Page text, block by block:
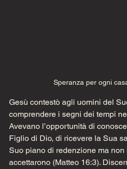
Speranza per ogni
Gesù contestò agli uomini del
comprendere i segni dei tempi
Avevano l’opportunità di
Figlio di Dio, di ricevere la Sua
Suo piano di redenzione ma
accettarono (Matteo 16:3).